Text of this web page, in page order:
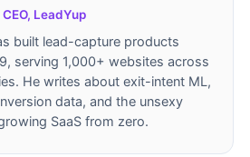
LeadYup
built lead-capture products
serving 1,000+ websites across
He writes about exit-intent ML,
data, and the unsexy
SaaS from zero.